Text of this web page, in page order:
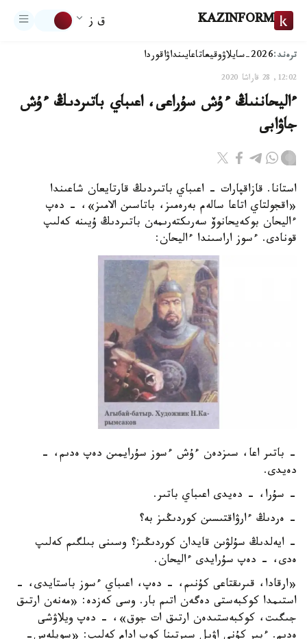
KAZINFORM ق ز
ترەند:2026-سايلاۋ وقيعاتاعايىنداۋاقوردا
12:02, 28 قاراشا 2020
ءاليحاننىڭ ءۇش سۇراعى، اعىباي باتىردىڭ ءۇش
جاۋابى
استانا. قازاقپارات - اعىباي باتىردىڭ قارتايعان شاعىندا
«اقجولتاي اتاعا سالەم بەرەمىز، باتاسىن الامىز»، - دەپ
ءاليحان بوكەيحانوۆ سەرىكتەرىمەن باتىردىڭ ۇيىنە كەلىپ
قونادى. ءسوز اراسىندا ءاليحان:
- باتىر اعا، سىزدەن ءۇش ءسوز سۇرايمىن دەپ ەدىم، -
دەيدى.
- سۇرا، - دەيدى اعىباي باتىر.
- ەردىڭ ءارۋاقتىسىن كوردىڭىز بە؟
- ايەلدىڭ سۇلۋىن قايدان كوردىڭىز؟ وسىنى بىلگىم كەلىپ
ەدى، - دەپ سۇرايدى ءاليحان.
«ارقادا، قىرىقتاعى كۇنىم، - دەپ، اعىباي ءسوز باستايدى، -
استىمدا كوكبەستى دەگەن اتىم بار. وسى كەزدە: «مەنەن ارتىق
جىگىت، كوكبەستىدەن ارتىق ات جوق»، - دەپ ويلاۋشى